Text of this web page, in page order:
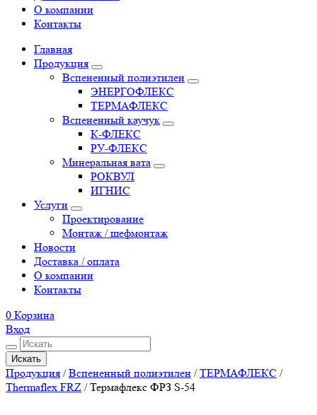
О компании
Контакты
Главная
Продукция
Вспененный полиэтилен
ЭНЕРГОФЛЕКС
ТЕРМАФЛЕКС
Вспененный каучук
К-ФЛЕКС
РУ-ФЛЕКС
Минеральная вата
РОКВУЛ
ИГНИС
Услуги
Проектирование
Монтаж / шефмонтаж
Новости
Доставка / оплата
О компании
Контакты
0 Корзина
Вход
Искать
Продукция /Вспененный полиэтилен /ТЕРМАФЛЕКС /
Thermaflex FRZ /Термафлекс ФРЗ S-54